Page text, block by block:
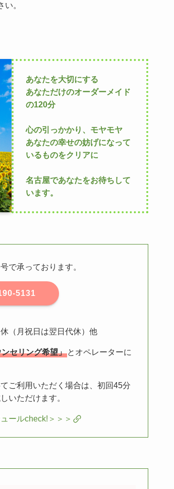
。
あなたを大切にする
あなただけのオーダーメイド
の120分
心の引っかかり、モヤモヤ
あなたの幸せの妨げになって
いるものをクリアに
名古屋であなたをお待ちして
います。
で承っております。
5131
（月祝日は翌日代休）他
セリング希望」とオペレーターに
ご利用いただく場合は、初回45分
いただけます。
ールcheck!＞＞＞